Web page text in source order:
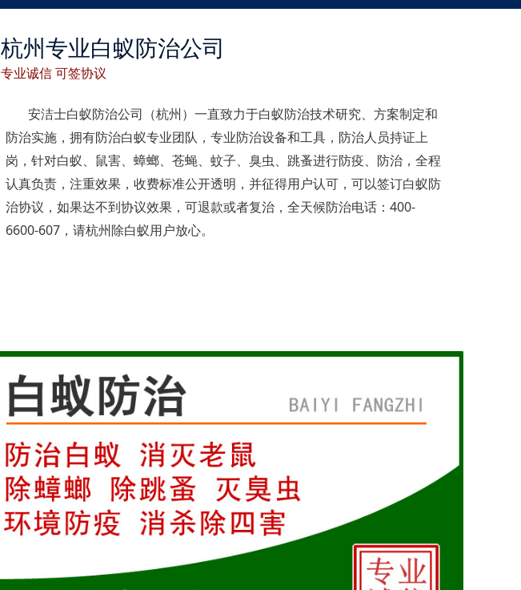
杭州专业白蚁防治公司
专业诚信 可签协议
安洁士白蚁防治公司（杭州）一直致力于白蚁防治技术研究、方案制定和
防治实施，拥有防治白蚁专业团队，专业防治设备和工具，防治人员持证上
岗，针对白蚁、鼠害、蟑螂、苍蝇、蚊子、臭虫、跳蚤进行防疫、防治，全程
认真负责，注重效果，收费标准公开透明，并征得用户认可，可以签订白蚁防
治协议，如果达不到协议效果，可退款或者复治，全天候防治电话：400-
6600-607，请杭州除白蚁用户放心。